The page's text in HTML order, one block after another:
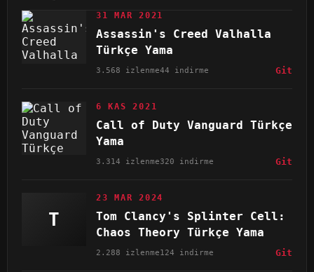
31 MAR 2021
Assassin's Creed Valhalla
Türkçe Yama
3.568 izlenme44 indirme Git
6 KAS 2021
Call of Duty Vanguard Türkçe
Yama
3.314 izlenme320 indirme Git
T
23 MAR 2024
Tom Clancy's Splinter Cell:
Chaos Theory Türkçe Yama
2.288 izlenme124 indirme Git